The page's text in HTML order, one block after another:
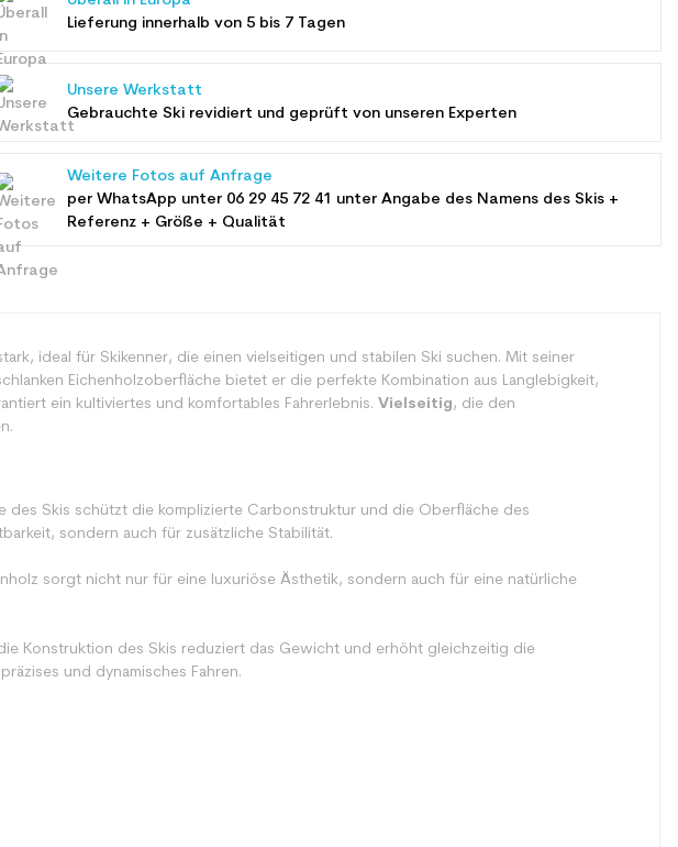
Lieferung innerhalb von 5 bis 7 Tagen
Unsere Werkstatt
Gebrauchte Ski revidiert und geprüft von unseren Experten
Weitere Fotos auf Anfrage
per WhatsApp unter 06 29 45 72 41 unter Angabe des Namens des Skis +
Referenz + Größe + Qualität
ideal für Skikenner, die einen vielseitigen und stabilen Ski suchen. Mit seiner
Eichenholzoberfläche bietet er die perfekte Kombination aus Langlebigkeit,
ein kultiviertes und komfortables Fahrerlebnis. Vielseitig, die den
des Skis schützt die komplizierte Carbonstruktur und die Oberfläche des
sondern auch für zusätzliche Stabilität.
sorgt nicht nur für eine luxuriöse Ästhetik, sondern auch für eine natürliche
Konstruktion des Skis reduziert das Gewicht und erhöht gleichzeitig die
und dynamisches Fahren.